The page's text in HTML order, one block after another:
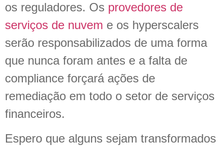
os reguladores. Os provedores de
serviços de nuvem e os hyperscalers
serão responsabilizados de uma forma
que nunca foram antes e a falta de
compliance forçará ações de
remediação em todo o setor de serviços
financeiros.
Espero que alguns sejam transformados